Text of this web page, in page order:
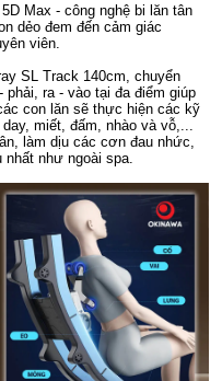
Max - công nghệ bi lăn tân
dẻo đem đến cảm giác
viên.
SL Track 140cm, chuyển
phải, ra - vào tại đa điểm giúp
con lăn sẽ thực hiện các kỹ
miết, đấm, nhào và vỗ,...
làm dịu các cơn đau nhức,
như ngoài spa.